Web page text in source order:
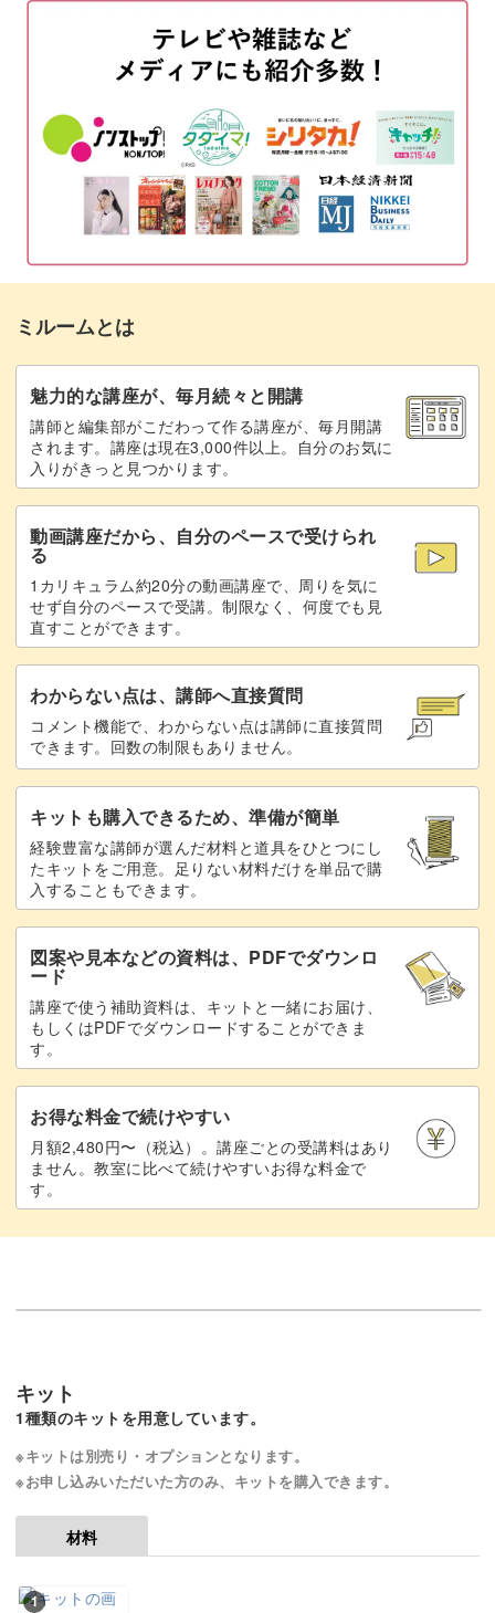
試し縫いをする
布端を縫い代1cmで縫う
片倒しをして際を縫う 11:08
タブを仮止めする
周囲を縫い代1cmで縫う
返し口から表に返して仕上げる 27:01
完成♪
ミルームとは
魅力的な講座が、毎月続々と開講
講師と編集部がこだわって作る講座が、毎月開講
されます。講座は現在3,000件以上。自分のお気に
入りがきっと見つかります。
動画講座だから、自分のペースで受けられ
る
1カリキュラム約20分の動画講座で、周りを気に
せず自分のペースで受講。制限なく、何度でも見
直すことができます。
わからない点は、講師へ直接質問
コメント機能で、わからない点は講師に直接質問
できます。回数の制限もありません。
キットも購入できるため、準備が簡単
経験豊富な講師が選んだ材料と道具をひとつにし
たキットをご用意。足りない材料だけを単品で購
入することもできます。
図案や見本などの資料は、PDFでダウンロ
ード
講座で使う補助資料は、キットと一緒にお届け、
もしくはPDFでダウンロードすることができま
す。
お得な料金で続けやすい
月額2,480円〜（税込）。講座ごとの受講料はあり
ません。教室に比べて続けやすいお得な料金で
す。
キット
1種類のキットを用意しています。
※キットは別売り・オプションとなります。
※お申し込みいただいた方のみ、キットを購入できます。
材料
1